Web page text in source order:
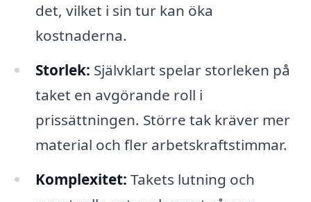
det, vilket i sin tur kan öka
kostnaderna.
Storlek: Självklart spelar storleken på
taket en avgörande roll i
prissättningen. Större tak kräver mer
material och fler arbetskraftstimmar.
Komplexitet: Takets lutning och